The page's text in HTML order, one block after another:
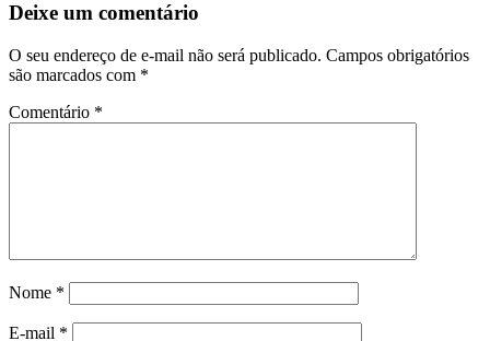
Deixe um comentário
O seu endereço de e-mail não será publicado. Campos obrigatórios
são marcados com *
Comentário *
Nome *
E-mail *